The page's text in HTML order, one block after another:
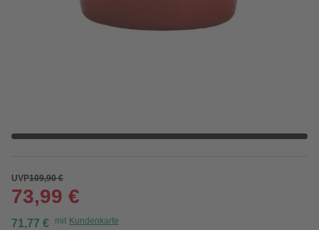
UVP109,90 €
73,99 €
71,77 € mit Kundenkarte